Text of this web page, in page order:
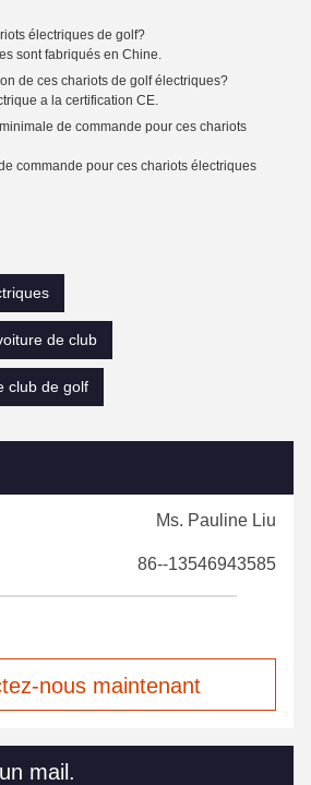
électriques de golf?
sont fabriqués en Chine.
de ces chariots de golf électriques?
a la certification CE.
de commande pour ces chariots
commande pour ces chariots électriques
de club
club de golf
Ms. Pauline Liu
86--13546943585
nous maintenant
mail.